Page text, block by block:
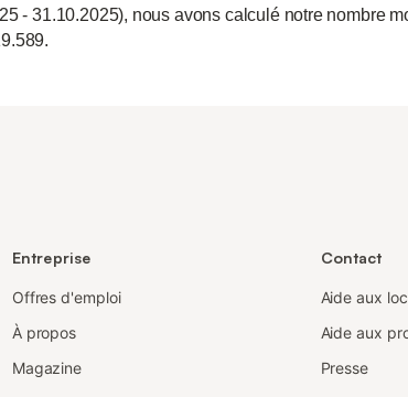
- 31.10.2025), nous avons calculé notre nombre
Entreprise
Offres d'emploi
À propos
Magazine
Contact
Aide aux
Aide aux
Presse